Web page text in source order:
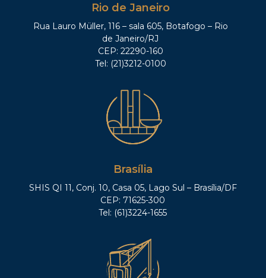
Rio de Janeiro
Rua Lauro Müller, 116 – sala 605, Botafogo – Rio
de Janeiro/RJ
CEP: 22290-160
Tel: (21)3212-0100
Brasília
SHIS QI 11, Conj. 10, Casa 05, Lago Sul – Brasília/DF
CEP: 71625-300
Tel: (61)3224-1655